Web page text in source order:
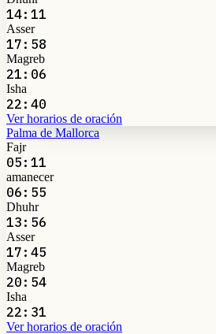
14:11
Asser
17:58
Magreb
21:06
Isha
22:40
Ver horarios de oración
Palma de Mallorca
Fajr
05:11
amanecer
06:55
Dhuhr
13:56
Asser
17:45
Magreb
20:54
Isha
22:31
Ver horarios de oración